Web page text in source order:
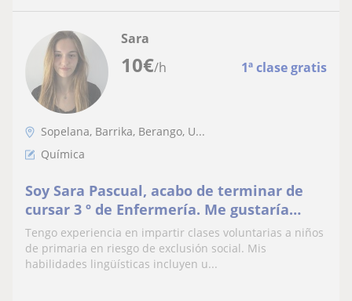
10€/h 1ª clase gratis
Sara
Sopelana, Barrika, Berango, U...
Química
Soy Sara Pascual, acabo de terminar de
cursar 3 º de Enfermería. Me gustaría
impartir clases a niños de
primaria/secundaria
Tengo experiencia en impartir clases voluntarias a niños
de primaria en riesgo de exclusión social. Mis
habilidades lingüísticas incluyen u...